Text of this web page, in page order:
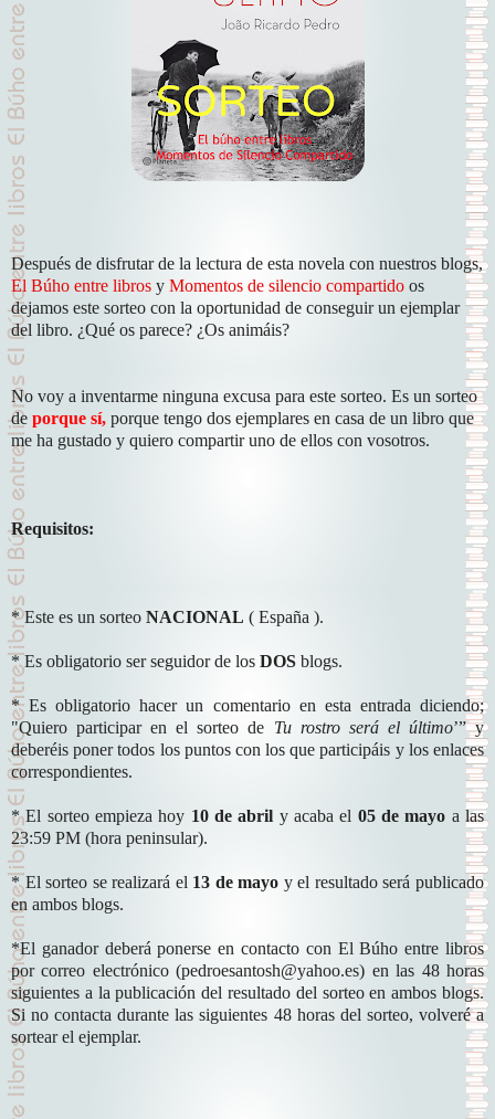
Después de disfrutar de la lectura de esta novela con nuestros blogs,
El Búho entre libros y Momentos de silencio compartido os
dejamos este sorteo con la oportunidad de conseguir un ejemplar
del libro. ¿Qué os parece? ¿Os animáis?
No voy a inventarme ninguna excusa para este sorteo. Es un sorteo
de porque sí, porque tengo dos ejemplares en casa de un libro que
me ha gustado y quiero compartir uno de ellos con vosotros.
Requisitos:
* Este es un sorteo NACIONAL ( España ).
* Es obligatorio ser seguidor de los DOS blogs.
* Es obligatorio hacer un comentario en esta entrada diciendo;
"Quiero participar en el sorteo de Tu rostro será el último’”y
deberéis poner todos los puntos con los que participáis y los enlaces
correspondientes.
* El sorteo empieza hoy 10 de abril y acaba el 05 de mayo a las
23:59 PM (hora peninsular).
* El sorteo se realizará el 13 de mayo y el resultado será publicado
en ambos blogs.
*El ganador deberá ponerse en contacto con El Búho entre libros
por correo electrónico (pedroesantosh@yahoo.es) en las 48 horas
siguientes a la publicación del resultado del sorteo en ambos blogs.
Si no contacta durante las siguientes 48 horas del sorteo, volveré a
sortear el ejemplar.